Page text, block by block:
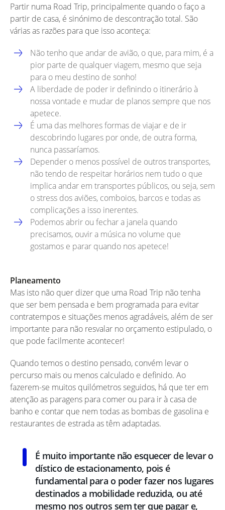
Partir numa Road Trip, principalmente quando o faço a
partir de casa, é sinónimo de descontração total. São
várias as razões para que isso aconteça:
Não tenho que andar de avião, o que, para mim, é a
pior parte de qualquer viagem, mesmo que seja
para o meu destino de sonho!
A liberdade de poder ir definindo o itinerário à
nossa vontade e mudar de planos sempre que nos
apetece.
É uma das melhores formas de viajar e de ir
descobrindo lugares por onde, de outra forma,
nunca passaríamos.
Depender o menos possível de outros transportes,
não tendo de respeitar horários nem tudo o que
implica andar em transportes públicos, ou seja, sem
o stress dos aviões, comboios, barcos e todas as
complicações a isso inerentes.
Podemos abrir ou fechar a janela quando
precisamos, ouvir a música no volume que
gostamos e parar quando nos apetece!
Planeamento
Mas isto não quer dizer que uma Road Trip não tenha
que ser bem pensada e bem programada para evitar
contratempos e situações menos agradáveis, além de ser
importante para não resvalar no orçamento estipulado, o
que pode facilmente acontecer!
Quando temos o destino pensado, convém levar o
percurso mais ou menos calculado e definido. Ao
fazerem-se muitos quilómetros seguidos, há que ter em
atenção as paragens para comer ou para ir à casa de
banho e contar que nem todas as bombas de gasolina e
restaurantes de estrada as têm adaptadas.
É muito importante não esquecer de levar o
dístico de estacionamento, pois é
fundamental para o poder fazer nos lugares
destinados a mobilidade reduzida, ou até
mesmo nos outros sem ter que pagar e,